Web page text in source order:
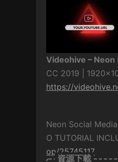
Videohive –
CC 2019 |
https://
Neon Social
O TUTORIAL
op/25745117
資源下載